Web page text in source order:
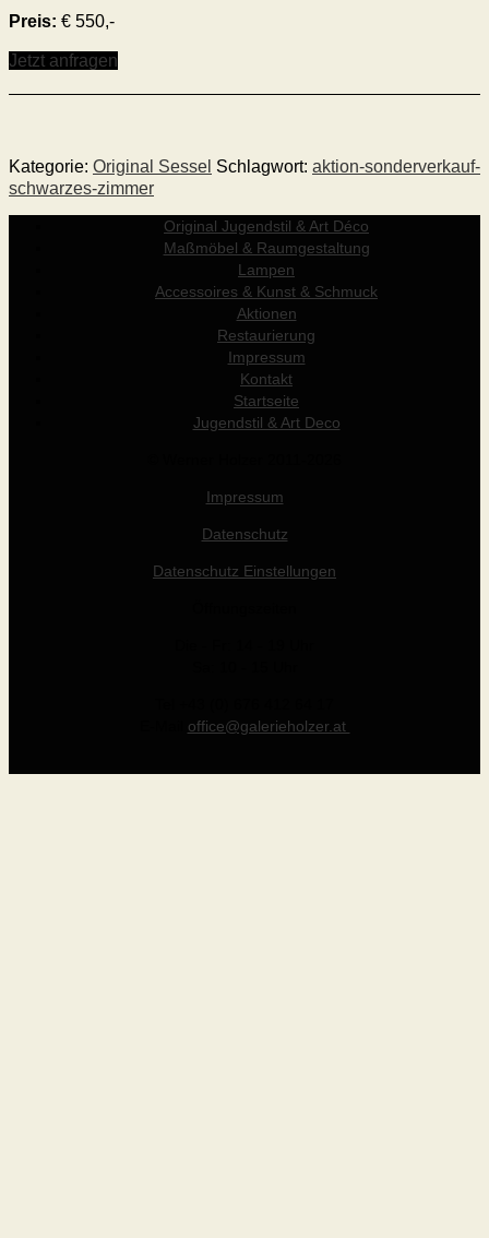
Preis: € 550,-
Jetzt anfragen
Kategorie: Original Sessel Schlagwort: aktion-sonderverkauf-
schwarzes-zimmer
Original Jugendstil & Art Déco
Maßmöbel & Raumgestaltung
Lampen
Accessoires & Kunst & Schmuck
Aktionen
Restaurierung
Impressum
Kontakt
Startseite
Jugendstil & Art Deco
Impressum
Datenschutz
Datenschutz Einstellungen
office@galerieholzer.at